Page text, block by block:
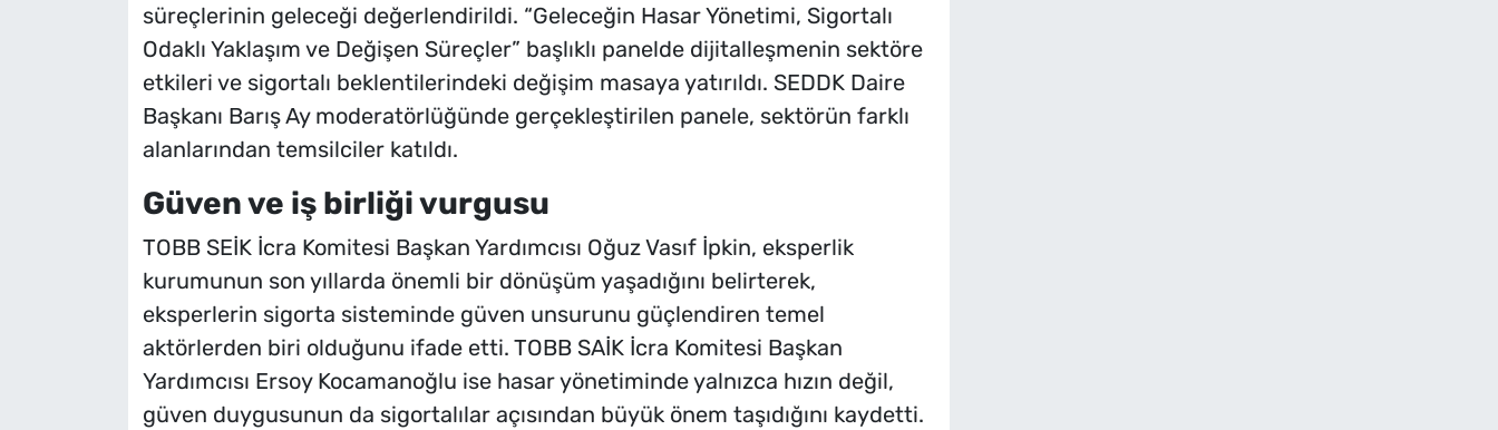
süreçlerinin geleceği değerlendirildi. “Geleceğin Hasar Yönetimi, Sigortalı
Odaklı Yaklaşım ve Değişen Süreçler” başlıklı panelde dijitalleşmenin sektöre
etkileri ve sigortalı beklentilerindeki değişim masaya yatırıldı. SEDDK Daire
Başkanı Barış Ay moderatörlüğünde gerçekleştirilen panele, sektörün farklı
alanlarından temsilciler katıldı.
Güven ve iş birliği vurgusu
TOBB SEİK İcra Komitesi Başkan Yardımcısı Oğuz Vasıf İpkin, eksperlik
kurumunun son yıllarda önemli bir dönüşüm yaşadığını belirterek,
eksperlerin sigorta sisteminde güven unsurunu güçlendiren temel
aktörlerden biri olduğunu ifade etti. TOBB SAİK İcra Komitesi Başkan
Yardımcısı Ersoy Kocamanoğlu ise hasar yönetiminde yalnızca hızın değil,
güven duygusunun da sigortalılar açısından büyük önem taşıdığını kaydetti.